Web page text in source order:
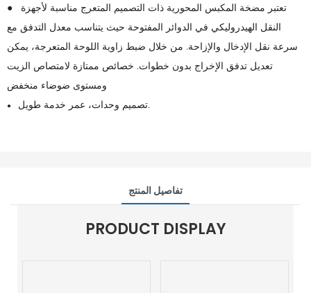
● تعتبر مضخة المكبس المحورية ذات التصميم المتعرج مناسبة لأجهزة
النقل الهيدروليكي في الدوائر المفتوحة حيث يتناسب معدل التدفق مع
سرعة نقل الإدخال والإزاحة. من خلال ضبط زاوية اللوحة المتعرجة، يمكن
تعديل تدفق الإخراج بدون خطوات. خصائص ممتازة لامتصاص الزيت
ومستوى ضوضاء منخفض
● تصميم وحدات، عمر خدمة طويل.
تفاصيل المنتج
PRODUCT DISPLAY